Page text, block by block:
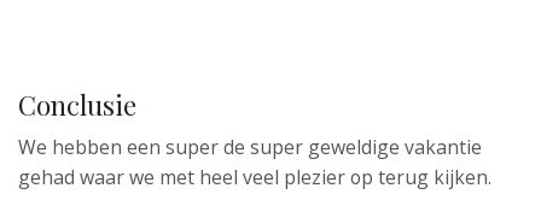
Conclusie
We hebben een super de super geweldige vakantie
gehad waar we met heel veel plezier op terug kijken.